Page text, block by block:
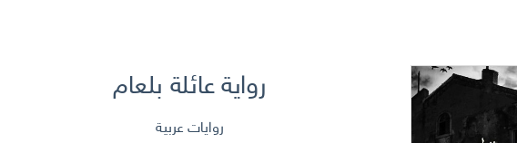
رواية عائلة بلعام
روايات عربية